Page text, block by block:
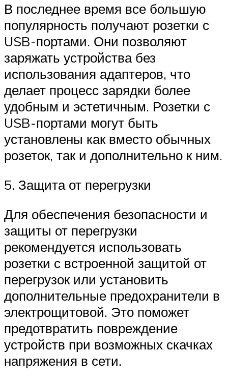
В последнее время все большую
популярность получают розетки с
USB-портами. Они позволяют
заряжать устройства без
использования адаптеров, что
делает процесс зарядки более
удобным и эстетичным. Розетки с
USB-портами могут быть
установлены как вместо обычных
розеток, так и дополнительно к ним.
5. Защита от перегрузки
Для обеспечения безопасности и
защиты от перегрузки
рекомендуется использовать
розетки с встроенной защитой от
перегрузок или установить
дополнительные предохранители в
электрощитовой. Это поможет
предотвратить повреждение
устройств при возможных скачках
напряжения в сети.